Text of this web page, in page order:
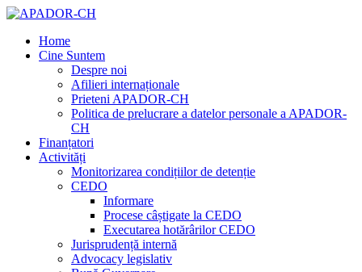
Home
Cine Suntem
Despre noi
Afilieri internaționale
Prieteni APADOR-CH
Politica de prelucrare a datelor personale a APADOR-
CH
Finanțatori
Activități
Monitorizarea condițiilor de detenție
CEDO
Informare
Procese câștigate la CEDO
Executarea hotărârilor CEDO
Jurisprudență internă
Advocacy legislativ